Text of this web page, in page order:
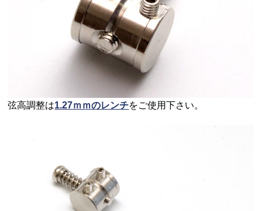
弦高調整は1.27ｍｍのレンチをご使用下さい。